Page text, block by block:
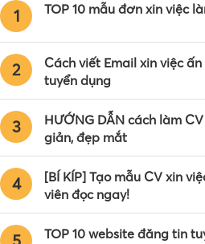
1 TOP 10 mẫu đơn xin việc
2
Cách viết Email xin việc
tuyển dụng
3
HƯỚNG DẪN cách làm
giản, đẹp mắt
4
[BÍ KÍP] Tạo mẫu CV xin
viên đọc ngay!
TOP 10 website đăng tin